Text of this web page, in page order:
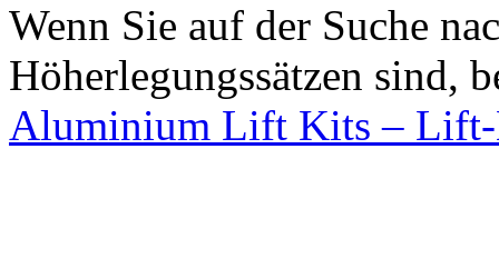
Wenn Sie auf der Suche
Höherlegungssätzen sind,
Aluminium Lift Kits –